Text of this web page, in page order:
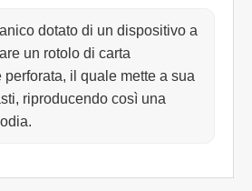
dotato di un dispositivo a
un rotolo di carta
il quale mette a sua
riproducendo così una